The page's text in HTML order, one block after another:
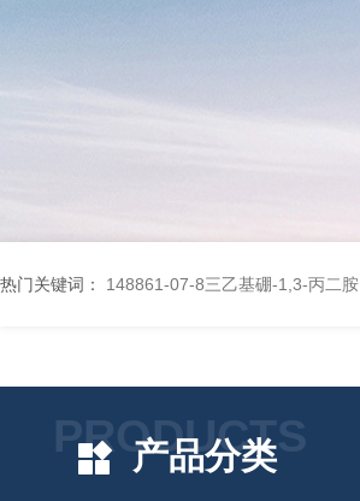
热门关键词： 148861-07-8三乙基硼-1,3-丙二胺
PRODUCTS
产品分类